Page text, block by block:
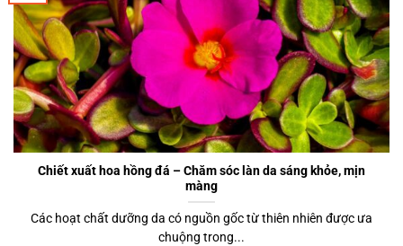
Chiết xuất hoa hồng đá – Chăm sóc làn da sáng khỏe, mịn
màng
Các hoạt chất dưỡng da có nguồn gốc từ thiên nhiên được ưa
chuộng trong...